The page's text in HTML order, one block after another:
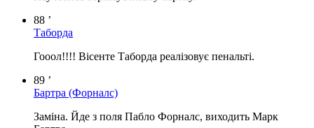
88 ’
Таборда
Гооол!!!! Вісенте Таборда реалізовує пенальті.
89 ’
Бартра (Форналс)
Заміна. Йде з поля Пабло Форналс, виходить Марк